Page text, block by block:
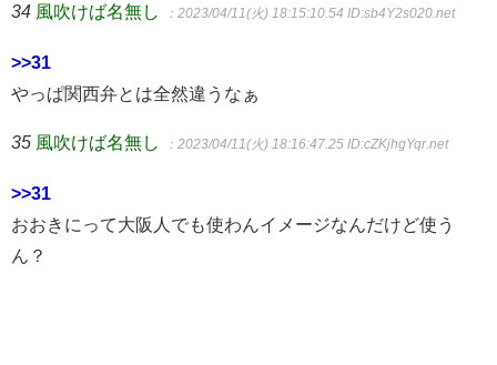
34 風吹けば名無し ：2023/04/11(火) 18:15:10.54 ID:sb4Y2s020.net
>>31
やっぱ関西弁とは全然違うなぁ
35 風吹けば名無し ：2023/04/11(火) 18:16:47.25 ID:cZKjhgYqr.net
>>31
おおきにって大阪人でも使わんイメージなんだけど使う
ん？